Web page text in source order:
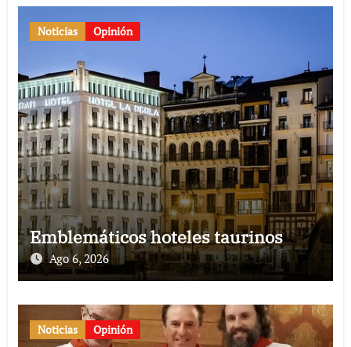
Noticias Opinión
Emblemáticos hoteles taurinos
Ago 6, 2026
Noticias Opinión